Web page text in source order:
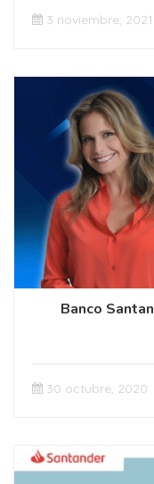
3 noviembre, 2021
Banco
30 octubre, 2020